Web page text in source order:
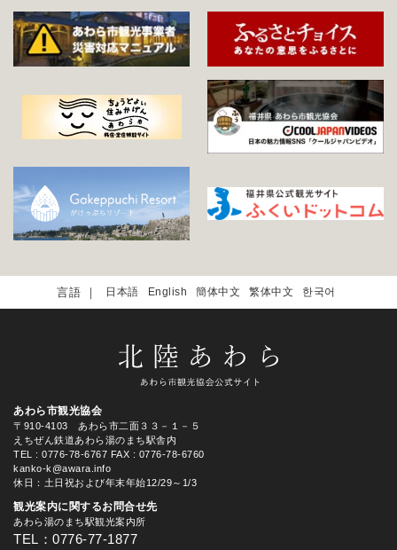
日本語 English 簡体中文 繁体中文 한국어
あわら市観光協会
〒910-4103 あわら市二面３３－１－５
えちぜん鉄道あわら湯のまち駅舎内
TEL
: 0776-78-6767 FAX : 0776-78-6760
kanko-k@awara.info
休日：土日祝および年末年始12/29～1/3
観光案内に関するお問合せ先
あわら湯のまち駅観光案内所
TEL：0776-77-1877